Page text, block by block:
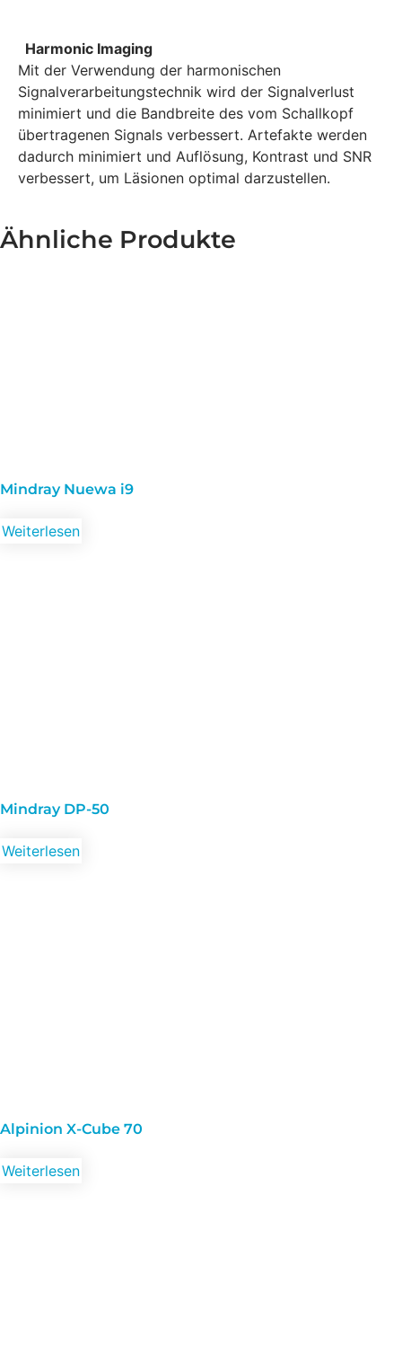
Harmonic Imaging
Mit der Verwendung der harmonischen
Signalverarbeitungstechnik wird der Signalverlust
minimiert und die Bandbreite des vom Schallkopf
übertragenen Signals verbessert. Artefakte werden
dadurch minimiert und Auflösung, Kontrast und SNR
verbessert, um Läsionen optimal darzustellen.
Ähnliche Produkte
Mindray Nuewa i9
Weiterlesen
Mindray DP-50
Weiterlesen
Alpinion X-Cube 70
Weiterlesen